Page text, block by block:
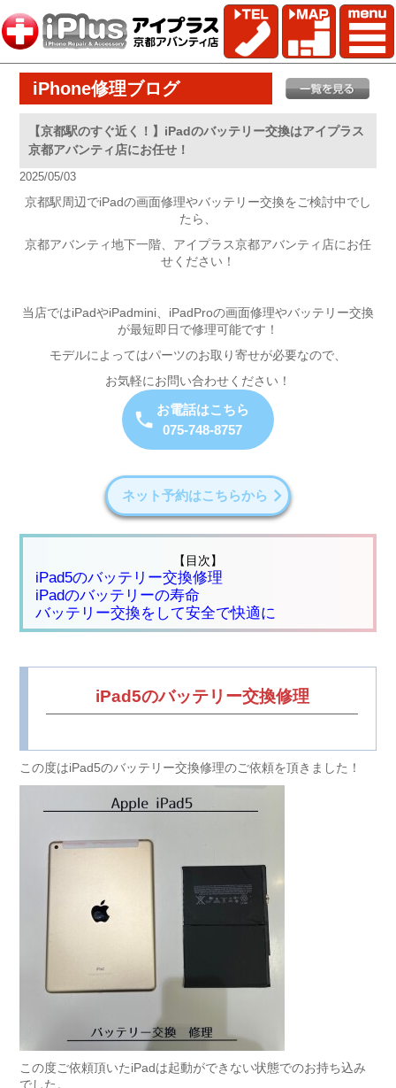
iPhone修理ブログ
【京都駅のすぐ近く！】iPadのバッテリー交換はアイプラス
京都アバンティ店にお任せ！
2025/05/03
京都駅周辺でiPadの画面修理やバッテリー交換をご検討中でし
たら、
京都アバンティ地下一階、アイプラス京都アバンティ店にお任
せください！
当店ではiPadやiPadmini、iPadProの画面修理やバッテリー交換
が最短即日で修理可能です！
モデルによってはパーツのお取り寄せが必要なので、
お気軽にお問い合わせください！
お電話はこちら
075-748-8757
ネット予約はこちらから
【目次】
iPad5のバッテリー交換修理
iPadのバッテリーの寿命
バッテリー交換をして安全で快適に
iPad5のバッテリー交換修理
この度はiPad5のバッテリー交換修理のご依頼を頂きました！
この度ご依頼頂いたiPadは起動ができない状態でのお持ち込み
でした。